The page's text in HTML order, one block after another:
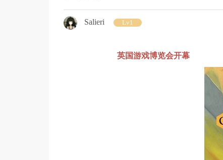
Salieri Lv1
英国游戏博览会开幕